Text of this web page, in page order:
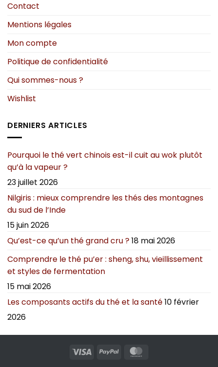
Contact
Mentions légales
Mon compte
Politique de confidentialité
Qui sommes-nous ?
Wishlist
DERNIERS ARTICLES
Pourquoi le thé vert chinois est-il cuit au wok plutôt
qu’à la vapeur ?
23 juillet 2026
Nilgiris : mieux comprendre les thés des montagnes
du sud de l’Inde
15 juin 2026
Qu’est-ce qu’un thé grand cru ?18 mai 2026
Comprendre le thé pu’er : sheng, shu, vieillissement
et styles de fermentation
15 mai 2026
Les composants actifs du thé et la santé10 février
2026
Visa PayPal